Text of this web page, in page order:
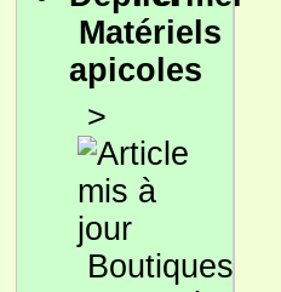
Matériels
apicoles
>
Boutiques